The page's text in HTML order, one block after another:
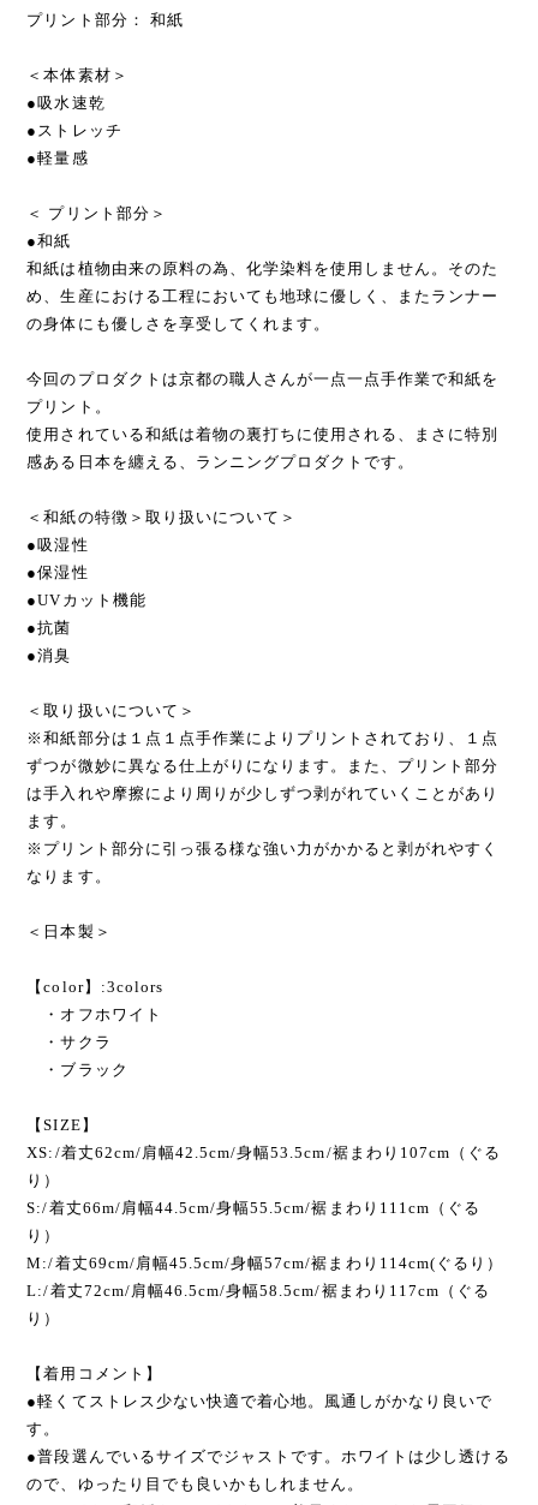
【素材】
プリント部分： 和紙
＜本体素材＞
●吸水速乾
●軽量感
＜ プリント部分＞
●和紙
和紙は植物由来の原料の為、化学染料を使用しません。そのた
の身体にも優しさを享受してくれます。
今回のプロダクトは京都の職人さんが一点一点手作業で和紙を
プリント。
感ある日本を纏える、ランニングプロダクトです。
＜和紙の特徴＞取り扱いについて＞
●吸湿性
●保湿性
●UVカット機能
●消臭
＜取り扱いについて＞
※和紙部分は１点１点手作業によりプリントされており、１点
ずつが微妙に異なる仕上がりになります。また、プリント部分
は手入れや摩擦により周りが少しずつ剥がれていくことがあり
ます。
なります。
＜日本製＞
【color】:3colors
・オフホワイト
・ブラック
【SIZE】
XS:/着丈62cm/肩幅42.5cm/身幅53.5cm/裾まわり107cm（ぐる
り）
S:/着丈66m/肩幅44.5cm/身幅55.5cm/裾まわり111cm（ぐる
り）
M:/着丈69cm/肩幅45.5cm/身幅57cm/裾まわり114cm(ぐるり）
り）
【着用コメント】
●軽くてストレス少ない快適で着心地。風通しがかなり良いで
す。